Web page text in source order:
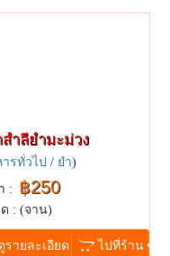
ำลียำมะม่วง
ารทั่วไป / ยำ)
: ฿250
: (จาน)
รายละเอียด ไปที่ร้าน